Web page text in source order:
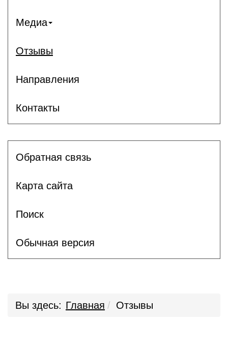
Медиа
Отзывы
Направления
Контакты
Обратная связь
Карта сайта
Поиск
Обычная версия
Вы здесь: Главная Отзывы